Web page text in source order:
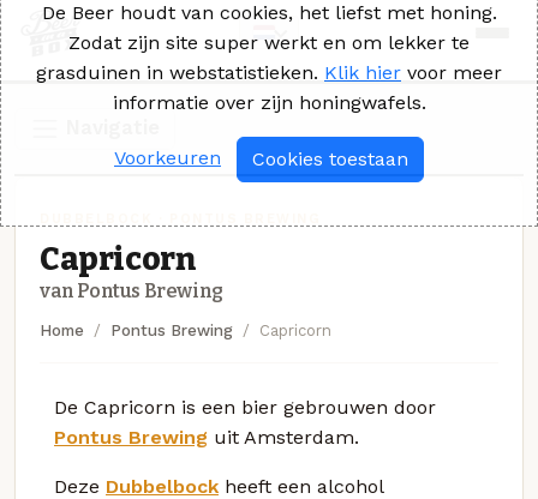
Capricorn
van Pontus Brewing
Home Pontus Brewing Capricorn
De Capricorn is een bier gebrouwen door
Pontus Brewing uit Amsterdam.
Deze Dubbelbock heeft een alcohol
De Beer houdt van cookies, het liefst met honing.
Zodat zijn site super werkt en om lekker te
grasduinen in webstatistieken. Klik hier voor meer
informatie over zijn honingwafels.
Voorkeuren Cookies toestaan